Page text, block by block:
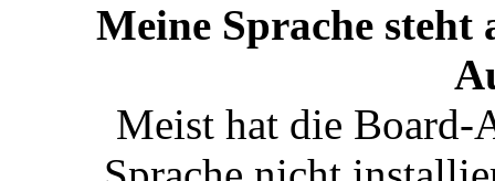
Meine Sprache
Meist hat die Board-